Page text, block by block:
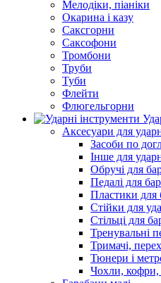
Мелодіки, піаніки
Окарина і казу
Саксгорни
Саксофони
Тромбони
Труби
Туби
Флейти
Флюгельгорни
Аксесуари для
Засоби по
Інше для
Обручі для
Педалі для
Пластики для
Стійки для
Стільці для
Тренувальні
Тримачі,
Тюнери і
Чохли, кофри,